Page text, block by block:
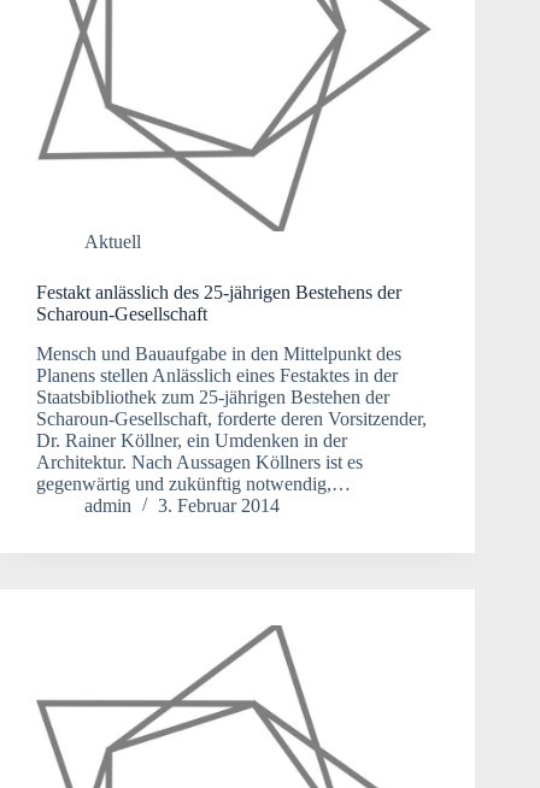
Aktuell
Festakt anlässlich des 25-jährigen Bestehens der
Scharoun-Gesellschaft
Mensch und Bauaufgabe in den Mittelpunkt des
Planens stellen Anlässlich eines Festaktes in der
Staatsbibliothek zum 25-jährigen Bestehen der
Scharoun-Gesellschaft, forderte deren Vorsitzender,
Dr. Rainer Köllner, ein Umdenken in der
Architektur. Nach Aussagen Köllners ist es
gegenwärtig und zukünftig notwendig,…
admin
3. Februar 2014